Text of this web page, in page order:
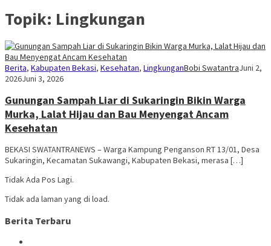
Topik: Lingkungan
Berita, Kabupaten Bekasi, Kesehatan, LingkunganBobi SwatantraJuni 2,
2026Juni 3, 2026
Gunungan Sampah Liar di Sukaringin Bikin Warga
Murka, Lalat Hijau dan Bau Menyengat Ancam
Kesehatan
BEKASI SWATANTRANEWS – Warga Kampung Penganson RT 13/01, Desa
Sukaringin, Kecamatan Sukawangi, Kabupaten Bekasi, merasa […]
Tidak Ada Pos Lagi.
Tidak ada laman yang di load.
Berita Terbaru